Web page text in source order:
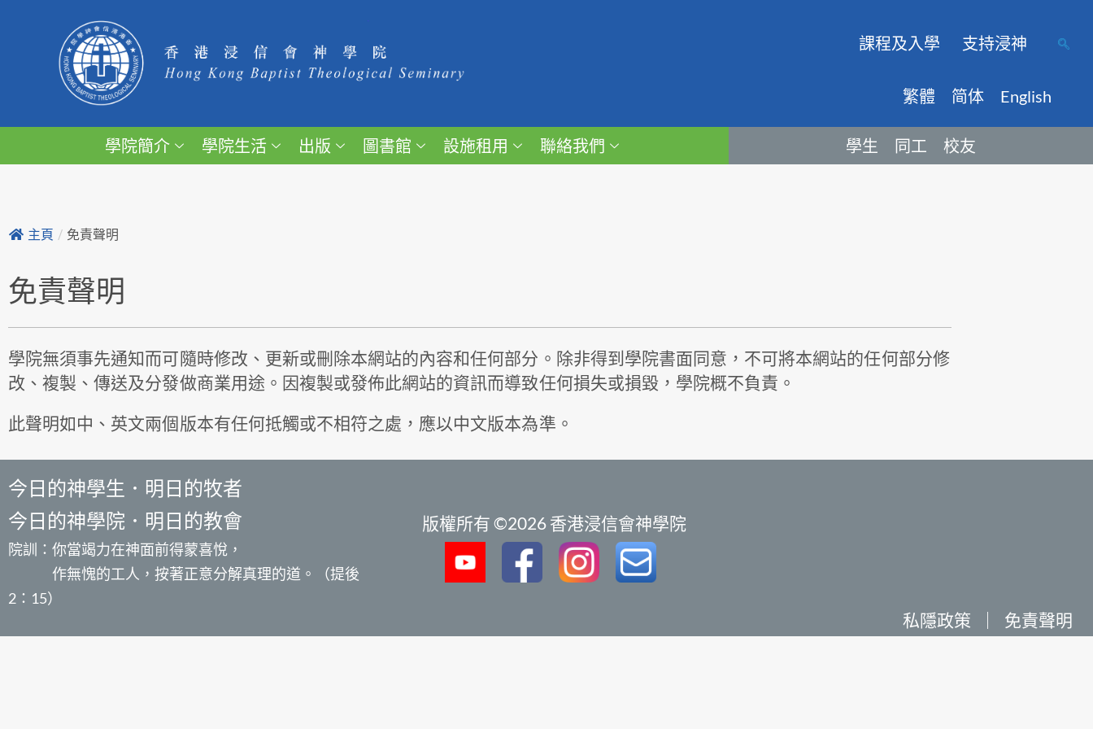
課程及入學 支持浸神
繁體 简体 English
學院簡介 學院生活 出版 圖書館 設施租用 聯絡我們 學生 同工 校友
主頁 / 免責聲明
免責聲明
學院無須事先通知而可隨時修改、更新或刪除本網站的內容和任何部分。除非得到學院書面同意，不可將本網站的任何部分修
改、複製、傳送及分發做商業用途。因複製或發佈此網站的資訊而導致任何損失或損毀，學院概不負責。
此聲明如中、英文兩個版本有任何抵觸或不相符之處，應以中文版本為準。
今日的神學生．明日的牧者
今日的神學院．明日的教會
院訓：你當竭力在神面前得蒙喜悅，
作無愧的工人，按著正意分解真理的道。（提後
2：15）
版權所有 ©2026 香港浸信會神學院
私隱政策 免責聲明